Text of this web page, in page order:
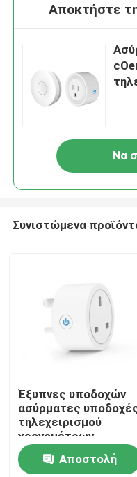
Προϊόντα
Περίπου εμείς
Αποκτήστε
Να
Συνιστώμενα
Έξυπνες υποδοχών
ασύρματες
τηλεχειρισμού
χρονομέτρων
οργάνων ελέγχου
δύναμηςΑποστολή